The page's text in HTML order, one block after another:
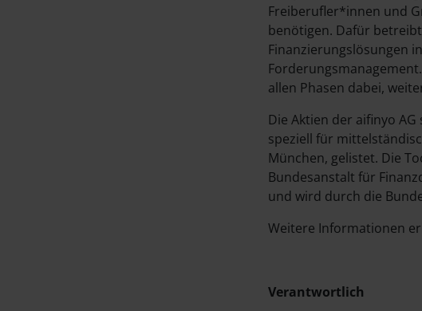
Freiberufler*innen und
benötigen. Dafür
Finanzierungslösungen
allen Phasen dabei,
Die Aktien der aifinyo
speziell für
München, gelistet. Die
Bundesanstalt für
und wird durch die
Weitere Informationen
Verantwortlich